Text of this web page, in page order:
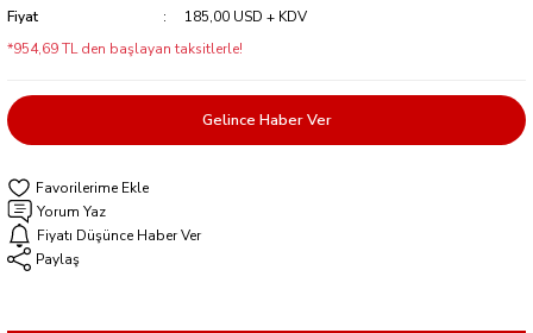
Fiyat
185,00 USD + KDV
*954,69 TL den başlayan taksitlerle!
Gelince Haber Ver
Yorum Yaz
Fiyatı Düşünce Haber Ver
Paylaş